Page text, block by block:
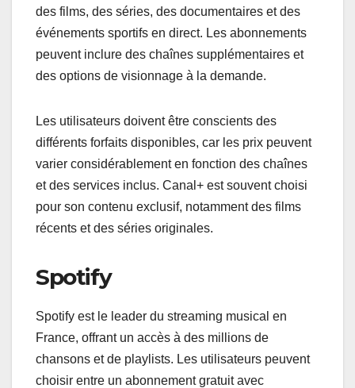
des films, des séries, des documentaires et des
événements sportifs en direct. Les abonnements
peuvent inclure des chaînes supplémentaires et
des options de visionnage à la demande.
Les utilisateurs doivent être conscients des
différents forfaits disponibles, car les prix peuvent
varier considérablement en fonction des chaînes
et des services inclus. Canal+ est souvent choisi
pour son contenu exclusif, notamment des films
récents et des séries originales.
Spotify
Spotify est le leader du streaming musical en
France, offrant un accès à des millions de
chansons et de playlists. Les utilisateurs peuvent
choisir entre un abonnement gratuit avec